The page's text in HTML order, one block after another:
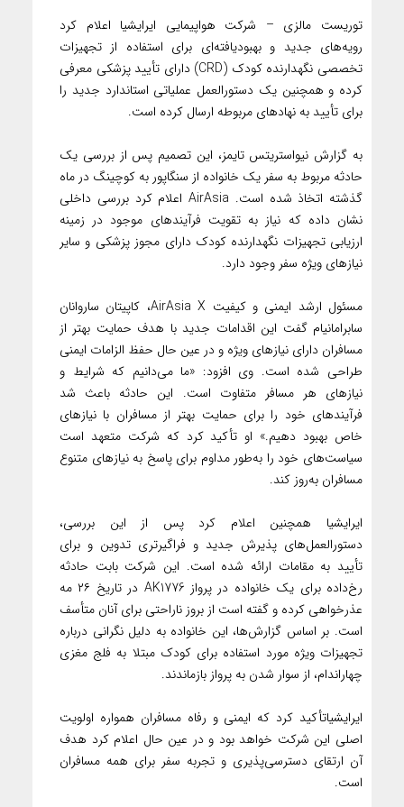
توریست مالزی – شرکت هواپیمایی ایرایشیا اعلام کرد
رویه‌های جدید و بهبود‌یافته‌ای برای استفاده از تجهیزات
تخصصی نگهدارنده کودک (CRD) دارای تأیید پزشکی معرفی
کرده و همچنین یک دستورالعمل عملیاتی استاندارد جدید را
برای تأیید به نهادهای مربوطه ارسال کرده است.
به گزارش نیواستریتس تایمز، این تصمیم پس از بررسی یک
حادثه مربوط به سفر یک خانواده از سنگاپور به کوچینگ در ماه
گذشته اتخاذ شده است. AirAsia اعلام کرد بررسی داخلی
نشان داده که نیاز به تقویت فرآیندهای موجود در زمینه
ارزیابی تجهیزات نگهدارنده کودک دارای مجوز پزشکی و سایر
نیازهای ویژه سفر وجود دارد.
مسئول ارشد ایمنی و کیفیت AirAsia X، کاپیتان ساروانان
سابرامانیام گفت این اقدامات جدید با هدف حمایت بهتر از
مسافران دارای نیازهای ویژه و در عین حال حفظ الزامات ایمنی
طراحی شده است. وی افزود: «ما می‌دانیم که شرایط و
نیازهای هر مسافر متفاوت است. این حادثه باعث شد
فرآیندهای خود را برای حمایت بهتر از مسافران با نیازهای
خاص بهبود دهیم.» او تأکید کرد که شرکت متعهد است
سیاست‌های خود را به‌طور مداوم برای پاسخ به نیازهای متنوع
مسافران به‌روز کند.
ایرایشیا همچنین اعلام کرد پس از این بررسی،
دستورالعمل‌های پذیرش جدید و فراگیرتری تدوین و برای
تأیید به مقامات ارائه شده است. این شرکت بابت حادثه
رخ‌داده برای یک خانواده در پرواز AK1776 در تاریخ ۲۶ مه
عذرخواهی کرده و گفته است از بروز ناراحتی برای آنان متأسف
است. بر اساس گزارش‌ها، این خانواده به دلیل نگرانی درباره
تجهیزات ویژه مورد استفاده برای کودک مبتلا به فلج مغزی
چهاراندام، از سوار شدن به پرواز بازماندند.
ایرایشیاتأکید کرد که ایمنی و رفاه مسافران همواره اولویت
اصلی این شرکت خواهد بود و در عین حال اعلام کرد هدف
آن ارتقای دسترسی‌پذیری و تجربه سفر برای همه مسافران
است.